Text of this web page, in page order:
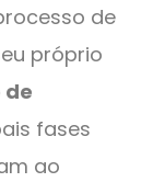
de
próprio
de
fases
ao